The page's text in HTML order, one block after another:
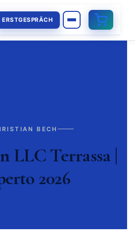
ERSTGESPRÄCH
BECH
LLC Terrassa |
2026